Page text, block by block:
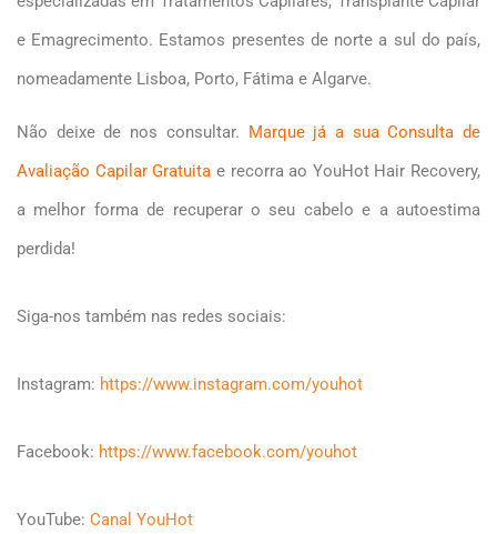
e Emagrecimento. Estamos presentes de norte a sul do país,
nomeadamente Lisboa, Porto, Fátima e Algarve.
Não deixe de nos consultar. Marque já a sua Consulta de
Avaliação Capilar Gratuita e recorra ao YouHot Hair Recovery,
a melhor forma de recuperar o seu cabelo e a autoestima
perdida!
Siga-nos também nas redes sociais:
Instagram: https://www.instagram.com/youhot
Facebook: https://www.facebook.com/youhot
YouTube: Canal YouHot